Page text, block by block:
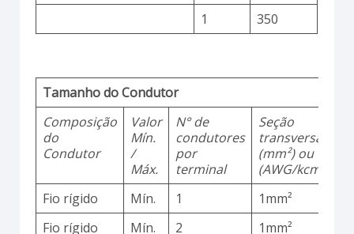
1
350
Tamanho do Condutor
Composição
do
Condutor
Valor
Mín.
/
Máx.
N° de
condutores
por
terminal
Seção
transversal
(mm²) ou
(AWG/kcmil)
Fio rígido Mín. 1 1mm²
Fio rígido
Mín. 2 1mm²